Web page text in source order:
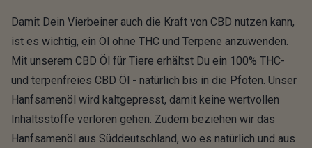
Damit Dein Vierbeiner auch die Kraft von CBD nutzen kann,
ist es wichtig, ein Öl ohne THC und Terpene anzuwenden.
Mit unserem CBD Öl für Tiere erhältst Du ein 100% THC-
und terpenfreies CBD Öl - natürlich bis in die Pfoten. Unser
Hanfsamenöl wird kaltgepresst, damit keine wertvollen
Inhaltsstoffe verloren gehen. Zudem beziehen wir das
Hanfsamenöl aus Süddeutschland, wo es natürlich und aus